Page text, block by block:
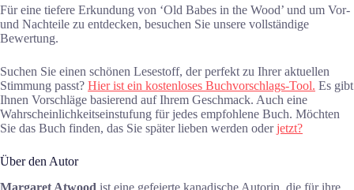
Für eine tiefere Erkundung von ‘Old Babes in the Wood’ und um Vor-
und Nachteile zu entdecken, besuchen Sie unsere vollständige
Bewertung.
Suchen Sie einen schönen Lesestoff, der perfekt zu Ihrer aktuellen
Stimmung passt? Hier ist ein kostenloses Buchvorschlags-Tool. Es gibt
Ihnen Vorschläge basierend auf Ihrem Geschmack. Auch eine
Wahrscheinlichkeitseinstufung für jedes empfohlene Buch. Möchten
Sie das Buch finden, das Sie später lieben werden oderjetzt?
Über den Autor
Margaret Atwood ist eine gefeierte kanadische Autorin, die für ihre